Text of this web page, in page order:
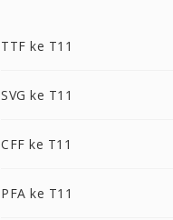
TTF ke T11
SVG ke T11
CFF ke T11
PFA ke T11